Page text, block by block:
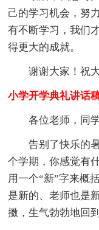
己的学习机会，努
有不断学习，我们
得更大的成就。
谢谢大家！祝大
小学开学典礼讲话
各位老师，同学
告别了快乐的暑
个学期，你感觉有
用一个“新”字来概
是新的、老师也是
擞，生气勃勃地回